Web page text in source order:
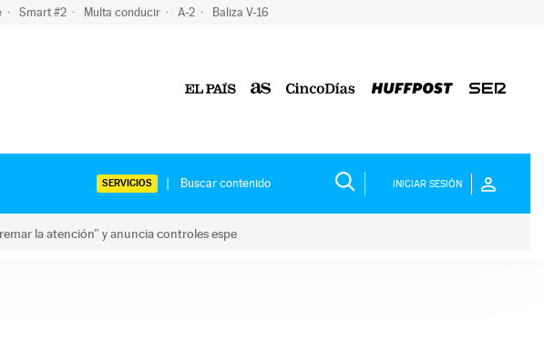
Smart #2 Multa conducir A-2 Baliza V-16
SERVICIOS INICIAR SESIÓN
la atención” y anuncia controles espe